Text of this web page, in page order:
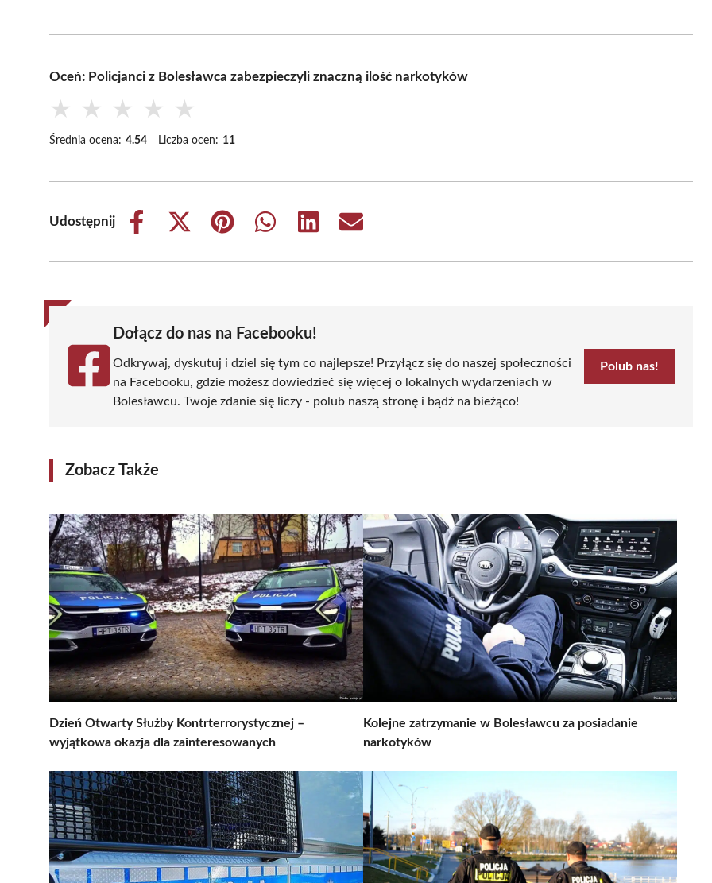
Oceń: Policjanci z Bolesławca zabezpieczyli znaczną ilość narkotyków
★ ★ ★ ★ ★
Średnia ocena: 4.54 Liczba ocen: 11
Udostępnij
Share
Share
(Twitter)
Share
Share
Share
Share
Dołącz do nas na Facebooku!
Odkrywaj, dyskutuj i dziel się tym co najlepsze! Przyłącz się do naszej społeczności
na Facebooku, gdzie możesz dowiedzieć się więcej o lokalnych wydarzeniach w
Bolesławcu. Twoje zdanie się liczy - polub naszą stronę i bądź na bieżąco!
Polub nas!
Zobacz Także
Dzień Otwarty Służby Kontrterrorystycznej –
wyjątkowa okazja dla zainteresowanych
Kolejne zatrzymanie w Bolesławcu za posiadanie
narkotyków